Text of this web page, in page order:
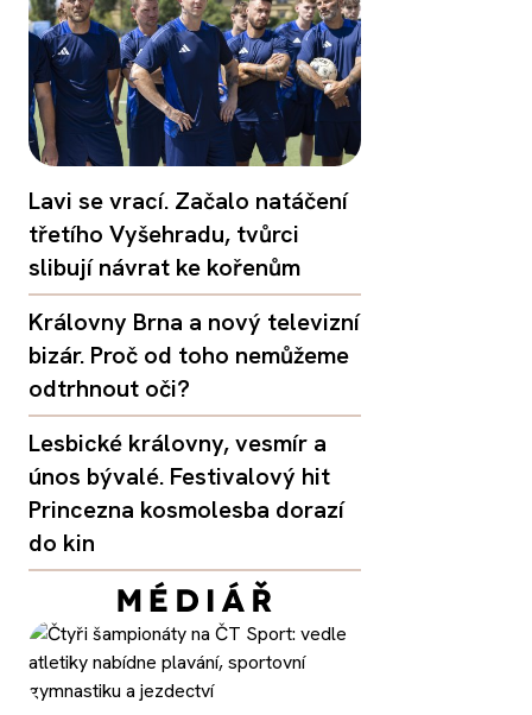
Lavi se vrací. Začalo natáčení
třetího Vyšehradu, tvůrci
slibují návrat ke kořenům
Královny Brna a nový televizní
bizár. Proč od toho nemůžeme
odtrhnout oči?
Lesbické královny, vesmír a
únos bývalé. Festivalový hit
Princezna kosmolesba dorazí
do kin